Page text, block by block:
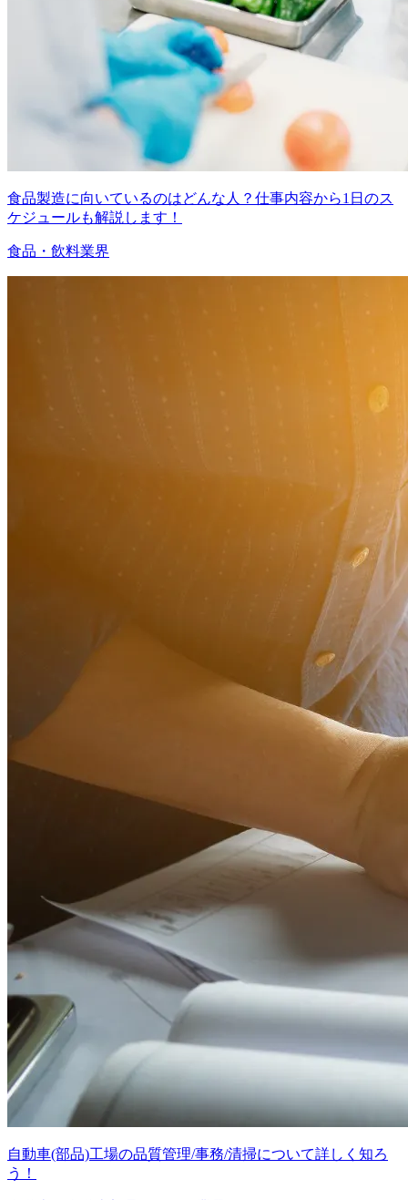
食品製造に向いているのはどんな人？仕事内容から1日のス
ケジュールも解説します！
食品・飲料業界
自動車(部品)工場の品質管理/事務/清掃について詳しく知ろ
う！